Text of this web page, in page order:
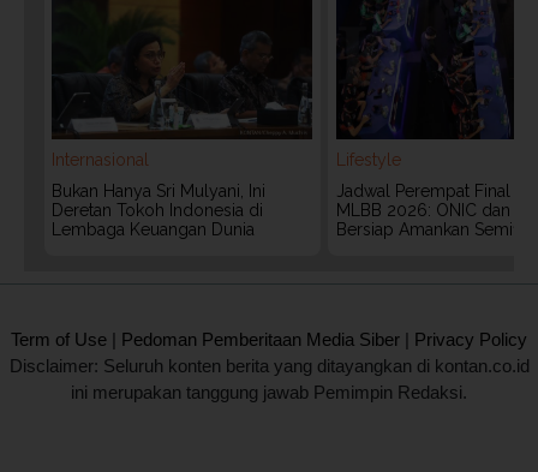
Internasional
Bukan Hanya Sri Mulyani, Ini
Deretan Tokoh Indonesia di
Lembaga Keuangan Dunia
Lifestyle
Jadwal Perempat Final
MLBB 2026: ONIC dan
Bersiap Amankan
Term of Use | Pedoman Pemberitaan Media Siber | Privacy Policy
Disclaimer: Seluruh konten berita yang ditayangkan di kontan.co.id
ini merupakan tanggung jawab Pemimpin Redaksi.